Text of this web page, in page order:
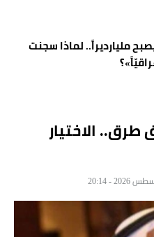
مليارديراً.. لماذا سجنت
طرق.. الاختيار